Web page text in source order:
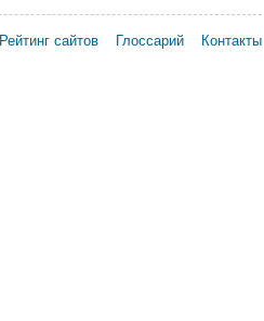
Рейтинг сайтов Глоссарий Контакты